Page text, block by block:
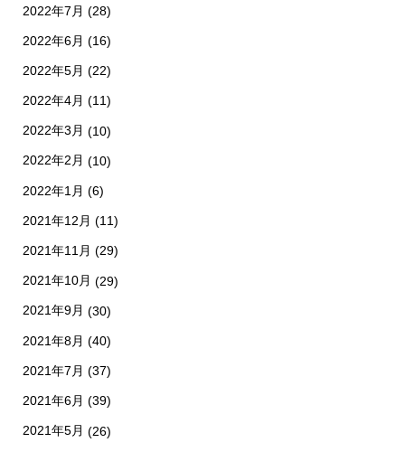
2022年7月 (28)
2022年6月 (16)
2022年5月 (22)
2022年4月 (11)
2022年3月 (10)
2022年2月 (10)
2022年1月 (6)
2021年12月 (11)
2021年11月 (29)
2021年10月 (29)
2021年9月 (30)
2021年8月 (40)
2021年7月 (37)
2021年6月 (39)
2021年5月 (26)